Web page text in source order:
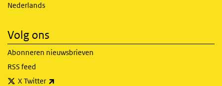
Nederlands
Volg ons
Abonneren nieuwsbrieven
RSS feed
X Twitter